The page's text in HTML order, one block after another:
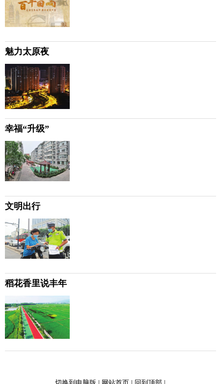
魅力太原夜
幸福“升级”
文明出行
稻花香里说丰年
切换到电脑版 | 网站首页| 回到顶部|